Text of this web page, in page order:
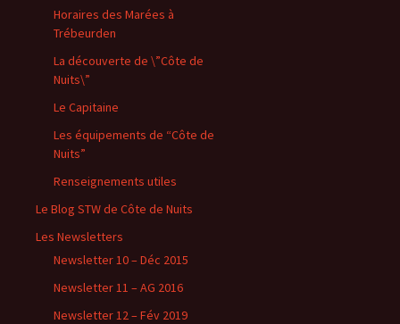
Horaires des Marées à
Trébeurden
La découverte de \”Côte de
Nuits\”
Le Capitaine
Les équipements de “Côte de
Nuits”
Renseignements utiles
Le Blog STW de Côte de Nuits
Les Newsletters
Newsletter 10 – Déc 2015
Newsletter 11 – AG 2016
Newsletter 12 – Fév 2019